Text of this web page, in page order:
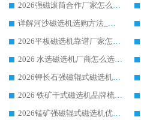
2026强磁滚筒合作厂家怎么选-华体会手机网页版-华体会(中国) 行业优质供应商参考指南
详解河沙磁选机选购方法_除铁器品牌及华体会手机网页版-华体会(中国) 企业解析
2026平板磁选机靠谱厂家怎么选？华体会手机网页版-华体会(中国) 凭硬实力甄选合作品牌
2026 水选磁选机厂商怎么选 潍坊华体会手机网页版-华体会(中国) 技术实力强
2026钾长石强磁辊式磁选机厂家推荐_华体会手机网页版-华体会(中国) 强磁磁选机价格
2026 铁矿干式磁选机品牌梳理 华体会手机网页版-华体会(中国) 厂家甄选要点
2026锰矿强磁辊式磁选机优选品牌_华体会手机网页版-华体会(中国) 专业厂家值得选择